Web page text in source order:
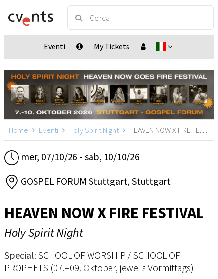
Eventi My Tickets
Home Eventi Holy Spirit Night HEAVEN NOW X FIRE FESTIVAL, Stuttgart
mer, 07/10/26 - sab, 10/10/26
GOSPEL FORUM Stuttgart, Stuttgart
HEAVEN NOW X FIRE FESTIVAL
Holy Spirit Night
Special: SCHOOL OF WORSHIP / SCHOOL OF
PROPHETS (07.–09. Oktober, jeweils Vormittags)